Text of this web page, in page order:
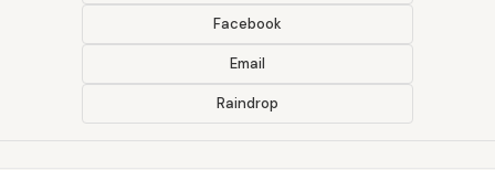
Facebook
Email
Raindrop